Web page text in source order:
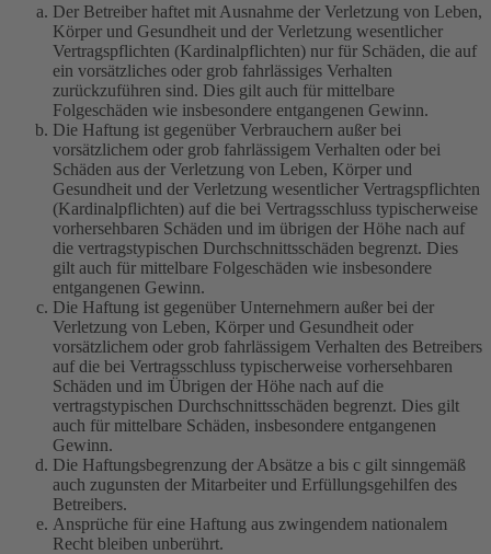
Der Betreiber haftet mit Ausnahme der Verletzung von Leben,
Körper und Gesundheit und der Verletzung wesentlicher
Vertragspflichten (Kardinalpflichten) nur für Schäden, die auf
ein vorsätzliches oder grob fahrlässiges Verhalten
zurückzuführen sind. Dies gilt auch für mittelbare
Folgeschäden wie insbesondere entgangenen Gewinn.
Die Haftung ist gegenüber Verbrauchern außer bei
vorsätzlichem oder grob fahrlässigem Verhalten oder bei
Schäden aus der Verletzung von Leben, Körper und
Gesundheit und der Verletzung wesentlicher Vertragspflichten
(Kardinalpflichten) auf die bei Vertragsschluss typischerweise
vorhersehbaren Schäden und im übrigen der Höhe nach auf
die vertragstypischen Durchschnittsschäden begrenzt. Dies
gilt auch für mittelbare Folgeschäden wie insbesondere
entgangenen Gewinn.
Die Haftung ist gegenüber Unternehmern außer bei der
Verletzung von Leben, Körper und Gesundheit oder
vorsätzlichem oder grob fahrlässigem Verhalten des Betreibers
auf die bei Vertragsschluss typischerweise vorhersehbaren
Schäden und im Übrigen der Höhe nach auf die
vertragstypischen Durchschnittsschäden begrenzt. Dies gilt
auch für mittelbare Schäden, insbesondere entgangenen
Gewinn.
Die Haftungsbegrenzung der Absätze a bis c gilt sinngemäß
auch zugunsten der Mitarbeiter und Erfüllungsgehilfen des
Betreibers.
Ansprüche für eine Haftung aus zwingendem nationalem
Recht bleiben unberührt.